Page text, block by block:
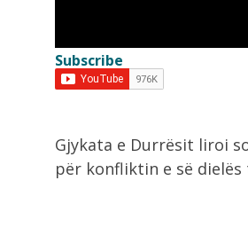
Subscribe
Gjykata e Durrësit liroi
për konfliktin e së
9:05
Zelensky
Zjarri në